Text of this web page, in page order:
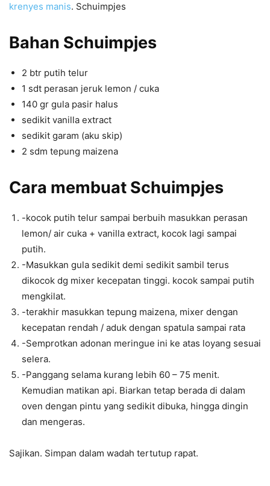
krenyes manis. Schuimpjes
Bahan Schuimpjes
2 btr putih telur
1 sdt perasan jeruk lemon / cuka
140 gr gula pasir halus
sedikit vanilla extract
sedikit garam (aku skip)
2 sdm tepung maizena
Cara membuat Schuimpjes
-kocok putih telur sampai berbuih masukkan perasan
lemon/ air cuka + vanilla extract, kocok lagi sampai
putih.
-Masukkan gula sedikit demi sedikit sambil terus
dikocok dg mixer kecepatan tinggi. kocok sampai putih
mengkilat.
-terakhir masukkan tepung maizena, mixer dengan
kecepatan rendah / aduk dengan spatula sampai rata
-Semprotkan adonan meringue ini ke atas loyang sesuai
selera.
-Panggang selama kurang lebih 60 – 75 menit.
Kemudian matikan api. Biarkan tetap berada di dalam
oven dengan pintu yang sedikit dibuka, hingga dingin
dan mengeras.
Sajikan. Simpan dalam wadah tertutup rapat.